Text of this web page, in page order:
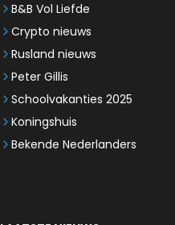
B&B Vol Liefde
Crypto nieuws
Rusland nieuws
Peter Gillis
Schoolvakanties 2025
Koningshuis
Bekende Nederlanders